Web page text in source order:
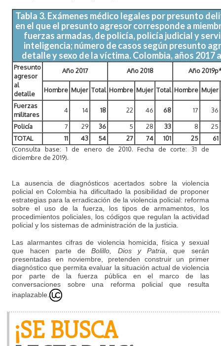
Tabla 3. Exámenes médico legales por presunto
en el que el presunto agresor corresponde a
fuerzas armadas, de policía, policía judicial y
inteligencia; número de casos según presunto
detalle y sexo de la víctima. Colombia, años 2017
Presunto
agresor
al
detalle
Año 2017 Año 2018 Año
Hombre Mujer Total Hombre Mujer Total Hombre Mujer
Fuerzas
militares
4 14 18 22 46 68 17 36
Policía 7 29 36 5 28 33 8
25
TOTAL
11 43 54 27 74 101 25
61
(Consulta base: 1 de enero de 2010. Fecha de corte: 31 de
diciembre de 2019).
La ausencia de diagnósticos acertados sobre la violencia
policial en Colombia ha dificultado la posibilidad de proponer
estrategias para la erradicación de la violencia policial: reforma
sobre el uso de la fuerza, los tipos de armamentos, los
procedimientos policiales, los códigos que regulan la actividad
policial y los sistemas de administración de la justicia.
Las alarmantes cifras de violencia homicida, física y sexual
que hacen parte deBolillo, Dios y Patria , que serán
presentadas en noviembre, pretenden construir un primer
diagnóstico que permita evaluar la situación actual de violencia
por parte de la fuerza pública en el marco de las
conversaciones sobre una reforma policial que resulta
inaplazable.
¡SE BUSCA